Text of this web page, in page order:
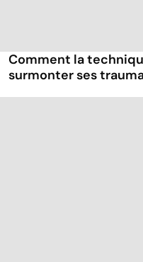
Comment la
surmonter ses